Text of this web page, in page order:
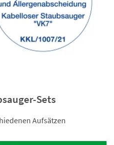
Sets
Aufsätzen